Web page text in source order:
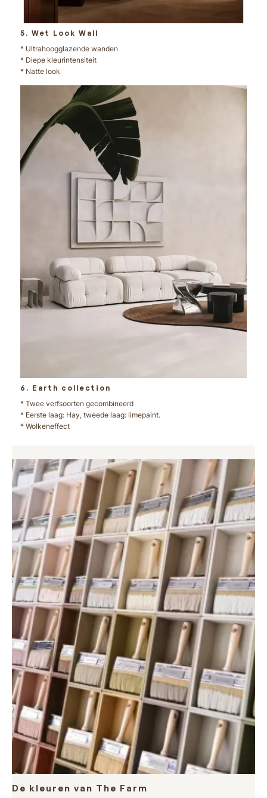
5. Wet Look Wall
* Ultrahoogglazende wanden
* Diepe kleurintensiteit
* Natte look
6. Earth collection
* Twee verfsoorten gecombineerd
* Eerste laag: Hay, tweede laag: limepaint.
* Wolkeneffect
De kleuren van The Farm